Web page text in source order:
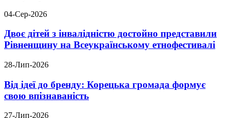
04-Сер-2026
Двоє дітей з інвалідністю достойно представили
Рівненщину на Всеукраїнському етнофестивалі
28-Лип-2026
Від ідеї до бренду: Корецька громада формує
свою впізнаваність
27-Лип-2026